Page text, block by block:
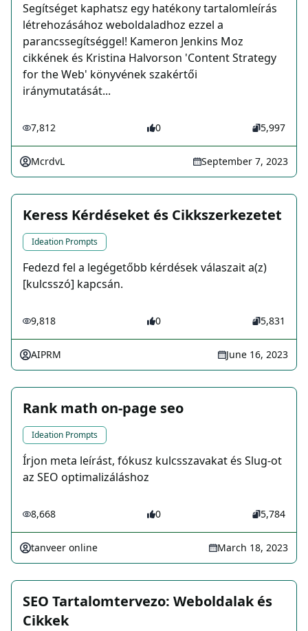
Segítséget kaphatsz egy hatékony tartalomleírás
létrehozásához weboldaladhoz ezzel a
parancssegítséggel! Kameron Jenkins Moz
cikkének és Kristina Halvorson 'Content Strategy
for the Web' könyvének szakértői
iránymutatását...
7,812 0 5,997
McrdvL September 7, 2023
Keress Kérdéseket és Cikkszerkezetet
Ideation Prompts
Fedezd fel a legégetőbb kérdések válaszait a(z)
[kulcsszó] kapcsán.
9,818 0 5,831
AIPRM June 16, 2023
Rank math on-page seo
Ideation Prompts
Írjon meta leírást, fókusz kulcsszavakat és Slug-ot
az SEO optimalizáláshoz
8,668 0 5,784
tanveer online March 18, 2023
SEO Tartalomtervezo: Weboldalak és
Cikkek